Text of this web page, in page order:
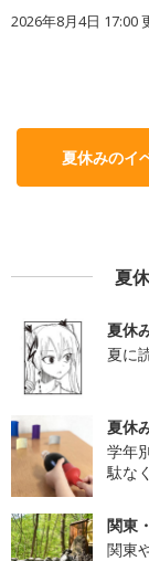
2026年8月4日 17:00
夏休みのイ
夏
夏休
夏に
夏休
学年
駄な
関東
関東